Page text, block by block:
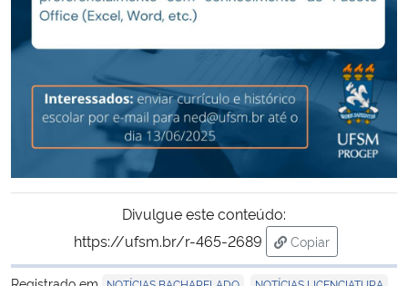
Secretaria-Geral
Gabinete de Segurança Institucional
Advocacia-Geral da União
Banco Central do BrasilDivulgue este conteúdo:
https://ufsm.br/r-465-2689
Copiar
para área de
Registrado em